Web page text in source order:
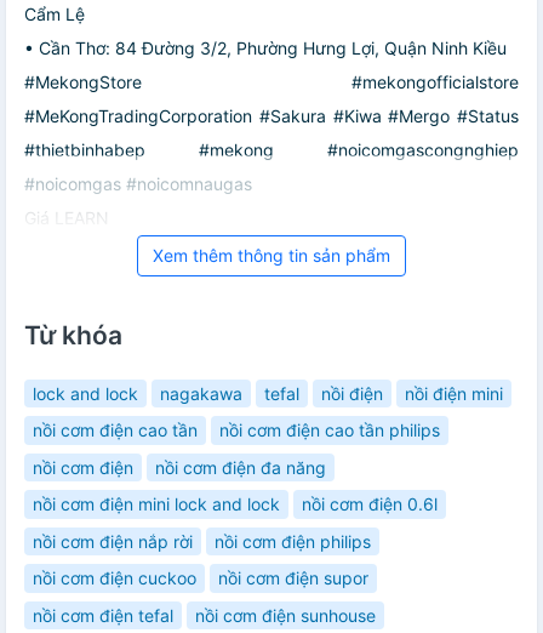
Cẩm Lệ
• Cần Thơ: 84 Đường 3/2, Phường Hưng Lợi, Quận Ninh Kiều
#MekongStore #mekongofficialstore
#MeKongTradingCorporation #Sakura #Kiwa #Mergo #Status
#thietbinhabep #mekong #noicomgascongnghiep
#noicomgas #noicomnaugas
Giá LEARN
Xem thêm thông tin sản phẩm
Từ khóa
lock and lock nagakawa tefal nồi điện
nồi điện mini
nồi cơm điện cao tần
nồi cơm điện cao tần philips
nồi cơm điện
nồi cơm điện đa năng
nồi cơm điện mini lock and lock
nồi cơm điện 0.6l
nồi cơm điện nắp rời
nồi cơm điện philips
nồi cơm điện cuckoo
nồi cơm điện supor
nồi cơm điện tefal
nồi cơm điện sunhouse